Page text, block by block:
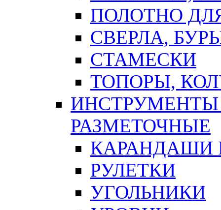
ПОЛОТНО
СВЕРЛА,
СТАМЕСКИ
ТОПОРЫ,
ИНСТРУМЕНТЫ
РАЗМЕТОЧНЫЕ
КАРАНДАШИ
РУЛЕТКИ
УГОЛЬНИКИ